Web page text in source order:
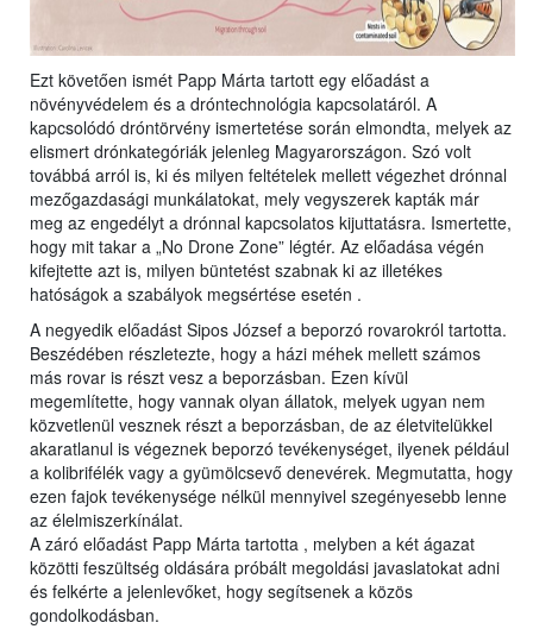
Ezt követően ismét Papp Márta tartott egy előadást a
növényvédelem és a dróntechnológia kapcsolatáról. A
kapcsolódó dróntörvény ismertetése során elmondta, melyek az
elismert drónkategóriák jelenleg Magyarországon. Szó volt
továbbá arról is, ki és milyen feltételek mellett végezhet drónnal
mezőgazdasági munkálatokat, mely vegyszerek kapták már
meg az engedélyt a drónnal kapcsolatos kijuttatásra. Ismertette,
hogy mit takar a „No Drone Zone” légtér. Az előadása végén
kifejtette azt is, milyen büntetést szabnak ki az illetékes
hatóságok a szabályok megsértése esetén .
A negyedik előadást Sipos József a beporzó rovarokról tartotta.
Beszédében részletezte, hogy a házi méhek mellett számos
más rovar is részt vesz a beporzásban. Ezen kívül
megemlítette, hogy vannak olyan állatok, melyek ugyan nem
közvetlenül vesznek részt a beporzásban, de az életvitelükkel
akaratlanul is végeznek beporzó tevékenységet, ilyenek például
a kolibrifélék vagy a gyümölcsevő denevérek. Megmutatta, hogy
ezen fajok tevékenysége nélkül mennyivel szegényesebb lenne
az élelmiszerkínálat.
A záró előadást Papp Márta tartotta , melyben a két ágazat
közötti feszültség oldására próbált megoldási javaslatokat adni
és felkérte a jelenlevőket, hogy segítsenek a közös
gondolkodásban.